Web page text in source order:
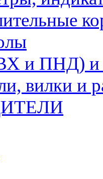
и ПНД) и
вилки и